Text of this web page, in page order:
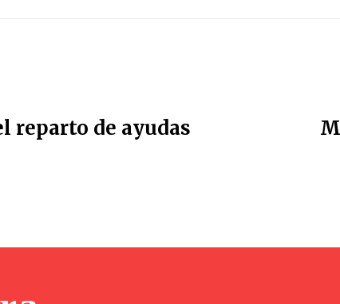
reparto de ayudas